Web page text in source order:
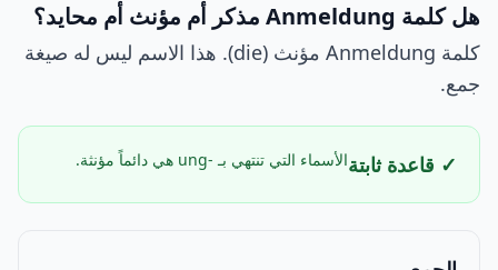
هل كلمة Anmeldung مذكر أم مؤنث أم محايد؟
كلمة Anmeldung مؤنث (die). هذا الاسم ليس له صيغة
جمع.
✓ قاعدة ثابتةالأسماء التي تنتهي بـ -ung هي دائماً مؤنثة.